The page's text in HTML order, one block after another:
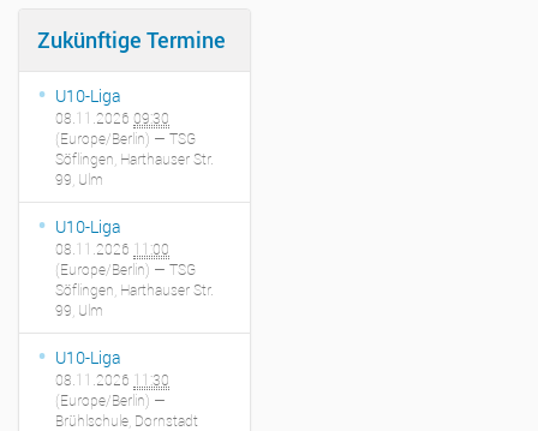
Zukünftige Termine
U10-Liga
08.11.2026 09:30
(Europe/Berlin) — TSG
Söflingen, Harthauser Str.
99, Ulm
U10-Liga
08.11.2026 11:00
(Europe/Berlin) — TSG
Söflingen, Harthauser Str.
99, Ulm
U10-Liga
08.11.2026 11:30
(Europe/Berlin) —
Brühlschule, Dornstadt